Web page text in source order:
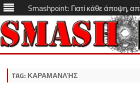
Smashpoint: Γιατί κάθε άποψη,
Skip
TAG: ΚΑΡΑΜΑΝΛΉΣ